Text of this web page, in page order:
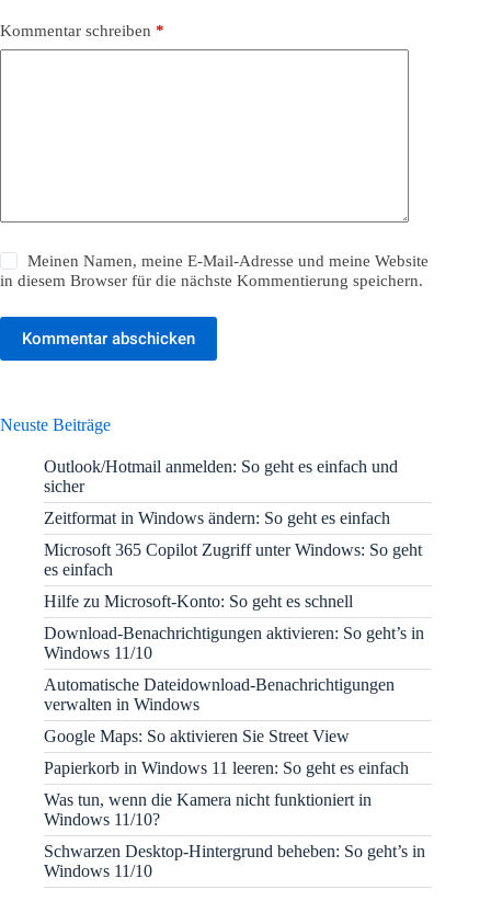
Kommentar schreiben *
Meinen Namen, meine E-Mail-Adresse und meine Website
in diesem Browser für die nächste Kommentierung speichern.
Kommentar abschicken
Neuste Beiträge
Outlook/Hotmail anmelden: So geht es einfach und
sicher
Zeitformat in Windows ändern: So geht es einfach
Microsoft 365 Copilot Zugriff unter Windows: So geht
es einfach
Hilfe zu Microsoft-Konto: So geht es schnell
Download-Benachrichtigungen aktivieren: So geht’s in
Windows 11/10
Automatische Dateidownload-Benachrichtigungen
verwalten in Windows
Google Maps: So aktivieren Sie Street View
Papierkorb in Windows 11 leeren: So geht es einfach
Was tun, wenn die Kamera nicht funktioniert in
Windows 11/10?
Schwarzen Desktop-Hintergrund beheben: So geht’s in
Windows 11/10